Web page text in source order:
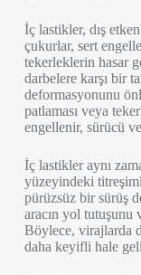
İç lastikler, dış
çukurlar, sert
tekerleklerin hasar
darbelere karşı bir
deformasyonunu
patlaması veya
engellenir, sürücü
İç lastikler aynı
yüzeyindeki
pürüzsüz bir sürüş
aracın yol
Böylece, virajlarda
daha keyifli hale